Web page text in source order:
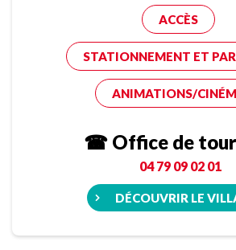
ACCÈS
STATIONNEMENT ET
ANIMATIONS/
☎ Office de
04 79 09 02 01
DÉCOUVRIR LE